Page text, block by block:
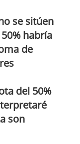
se sitúen
habría
de
del 50%
son